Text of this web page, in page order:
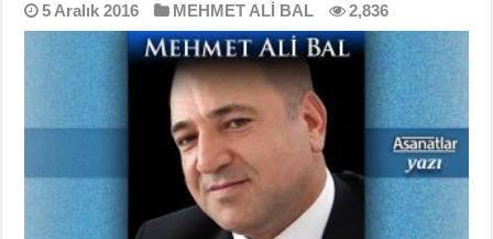
5 Aralık 2016 MEHMET ALİ BAL 2,836